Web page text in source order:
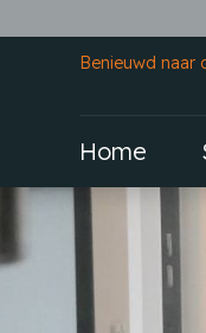
Benieuwd naar
Home